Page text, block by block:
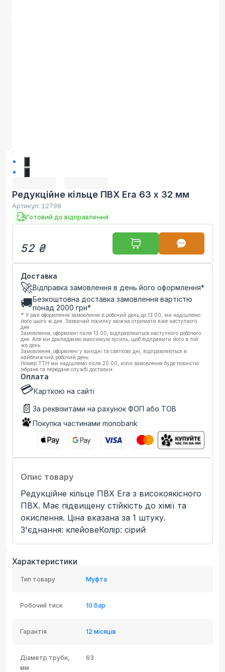
Редукційне кільце ПВХ Era 63 х 32 мм
Артикул: 12798
Готовий до відправлення
52 ₴
Доставка
🚀Відправка замовлення в день його оформлення*
🚚Безкоштовна доставка замовлення вартістю
понад 2000 грн*
* У разі оформлення замовлення в робочий день до 13:00, ми надішлемо
його цього ж дня. Зазвичай посилку можна отримати вже наступного
дня.
Замовлення, оформлені після 13:00, відправляються наступного робочого
дня. Але ми докладаємо максимум зусиль, щоб відправити його в той
же день.
Замовлення, оформлені у вихідні та святкові дні, відправляються в
найближчий робочий день.
Номер ТТН ми надішлемо після 20:00, коли замовлення буде повністю
зібране та передане службі доставки.
Оплата
💳Карткою на сайті
📄 За реквізитами на рахунок ФОП або ТОВ
Покупка частинами monobank
Опис товару
Редукційне кільце ПВХ Era з високоякісного
ПВХ. Має підвищену стійкість до хімії та
окислення. Ціна вказана за 1 штуку.
З'єднання: клейовеКолір: сірий
Характеристики
Тип товару Муфта
Робочий тиск 10 бар
Гарантія 12 місяців
Діаметр труби,
мм
63